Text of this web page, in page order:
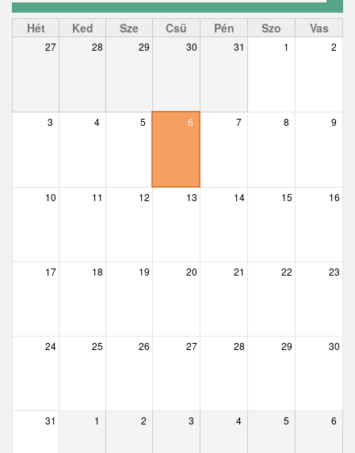
Ceglédbercel
Csemő
Csobánka
Délegyháza
Dunabogdány
Hét Ked Sze Csü Pén Szo Vas
27 28 29 30 31 1 2
3 4 5 6 7 8 9
10 11 12 13 14 15 16
17 18 19 20 21 22 23
24 25 26 27 28 29 30
31 1 2 3 4 5 6